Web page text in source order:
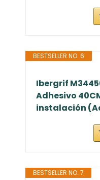
BESTSELLER NO. 6
Ibergrif
Adhesivo
instalación
BESTSELLER NO. 7